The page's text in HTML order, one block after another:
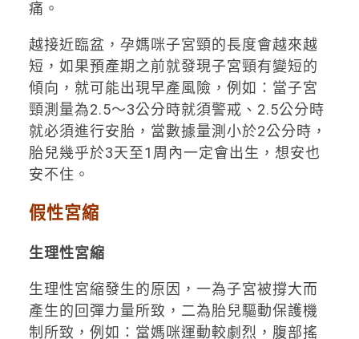
痛。
越接近臨盆，孕媽咪子宮頸的長度會越來越
短，如果預產期之前就發現子宮頸有變短的
傾向，就可能出現早產風險，例如：當子宮
頸測量為2.5～3公分時就須警戒、2.5公分時
就必須進行安胎，當數據量測小於2公分時，
胎兒幾乎於3天至1周內一定會出生，想安也
安不住。
假性宮縮
生理性宮縮
生理性宮縮發生的原因，一為子宮被撐大而
產生的回彈力量所致，二為胎兒驅動保護機
制所致，例如：當媽咪運動較劇烈，腹部搖